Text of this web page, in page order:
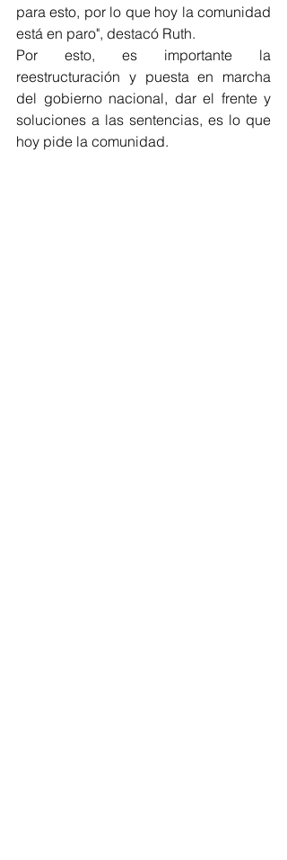
para esto, por lo que hoy la comunidad
está en paro", destacó Ruth.
Por esto, es importante la
reestructuración y puesta en marcha
del gobierno nacional, dar el frente y
soluciones a las sentencias, es lo que
hoy pide la comunidad.